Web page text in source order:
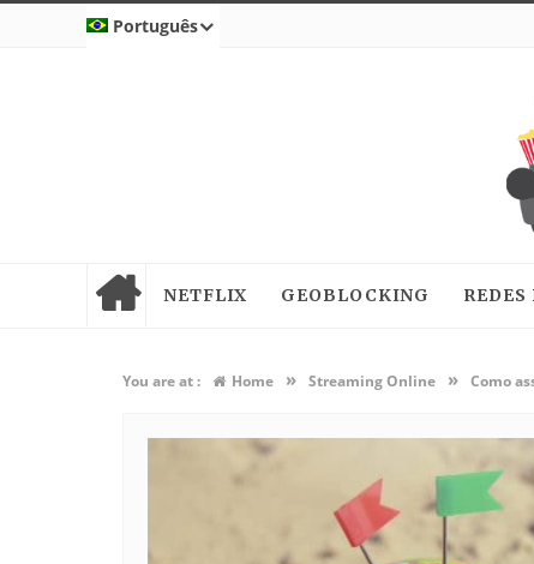
Português
NETFLIX GEOBLOCKING
You are at : Home » Streaming Online » Como